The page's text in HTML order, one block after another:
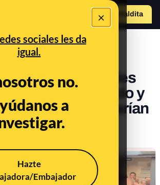
×
sociales les da
igual.
no.
a
Hazte
Embajador
Hazte Maldito
supuestos alcaldes
en Reino Unido y
medidas que estarían